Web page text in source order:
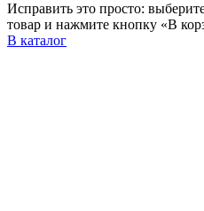
Исправить это просто:
товар и нажмите кнопку «В
В каталог